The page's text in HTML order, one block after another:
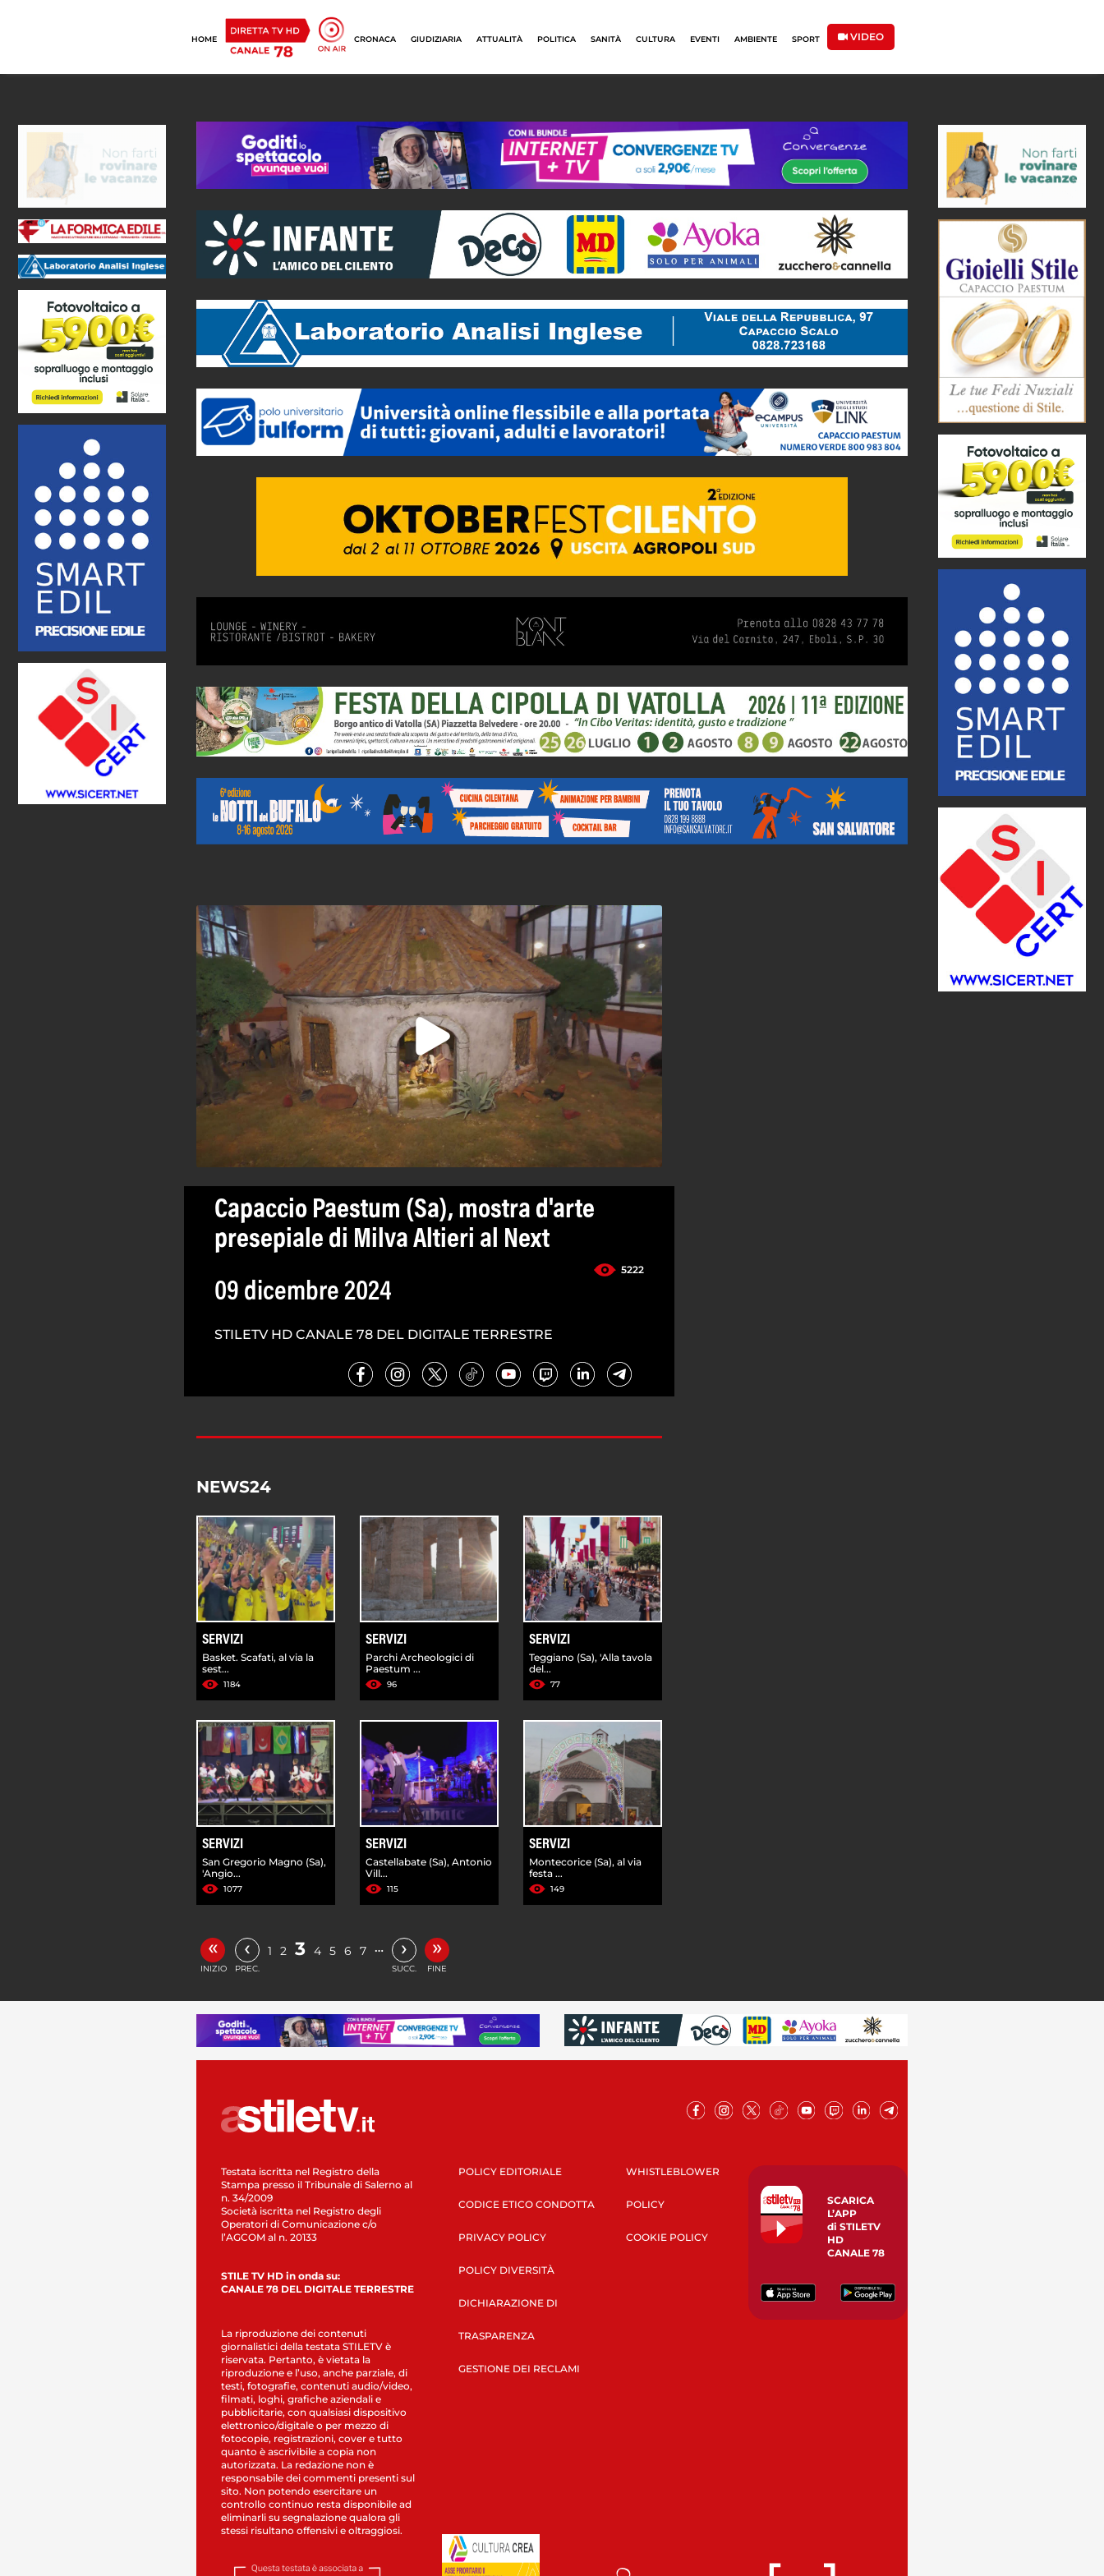
HOME CRONACA GIUDIZIARIA ATTUALITÀ POLITICA SANITÀ CULTURA EVENTI AMBIENTE SPORT VIDEO
Capaccio Paestum (Sa), mostra d'arte
presepiale di Milva Altieri al Next
5222
09 dicembre 2024
STILETV HD CANALE 78 DEL DIGITALE TERRESTRE
NEWS24
SERVIZI
Basket. Scafati, al via la
sest...
1184
SERVIZI
Parchi Archeologici di
Paestum ...
96
SERVIZI
Teggiano (Sa), 'Alla tavola
del...
77
SERVIZI
San Gregorio Magno (Sa),
'Angio...
1077
SERVIZI
Castellabate (Sa), Antonio
Vill...
115
SERVIZI
Montecorice (Sa), al via
festa ...
149
«
INIZIO
‹
PREC.
1 2 3 4 5 6 7 … ›
SUCC.
»
FINE
Testata iscritta nel Registro della
Stampa presso il Tribunale di Salerno al
n. 34/2009
Società iscritta nel Registro degli
Operatori di Comunicazione c/o
l’AGCOM al n. 20133
STILE TV HD in onda su:
CANALE 78 DEL DIGITALE TERRESTRE
La riproduzione dei contenuti
giornalistici della testata STILETV è
riservata. Pertanto, è vietata la
riproduzione e l’uso, anche parziale, di
testi, fotografie, contenuti audio/video,
filmati, loghi, grafiche aziendali e
pubblicitarie, con qualsiasi dispositivo
elettronico/digitale o per mezzo di
fotocopie, registrazioni, cover e tutto
quanto è ascrivibile a copia non
autorizzata. La redazione non è
responsabile dei commenti presenti sul
sito. Non potendo esercitare un
controllo continuo resta disponibile ad
eliminarli su segnalazione qualora gli
stessi risultano offensivi e oltraggiosi.
POLICY EDITORIALE
CODICE ETICO CONDOTTA
PRIVACY POLICY
POLICY DIVERSITÀ
DICHIARAZIONE DI
TRASPARENZA
GESTIONE DEI RECLAMI
WHISTLEBLOWER
POLICY
COOKIE POLICY
SCARICA
L’APP
di STILETV
HD
CANALE 78